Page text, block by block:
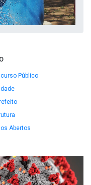
Público
Abertos